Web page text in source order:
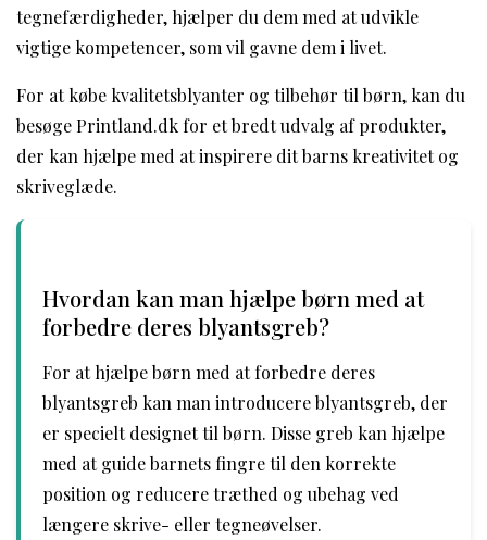
tegnefærdigheder, hjælper du dem med at udvikle
vigtige kompetencer, som vil gavne dem i livet.
For at købe kvalitetsblyanter og tilbehør til børn, kan du
besøge Printland.dk for et bredt udvalg af produkter,
der kan hjælpe med at inspirere dit barns kreativitet og
skriveglæde.
Hvordan kan man hjælpe børn med at
forbedre deres blyantsgreb?
For at hjælpe børn med at forbedre deres
blyantsgreb kan man introducere blyantsgreb, der
er specielt designet til børn. Disse greb kan hjælpe
med at guide barnets fingre til den korrekte
position og reducere træthed og ubehag ved
længere skrive- eller tegneøvelser.